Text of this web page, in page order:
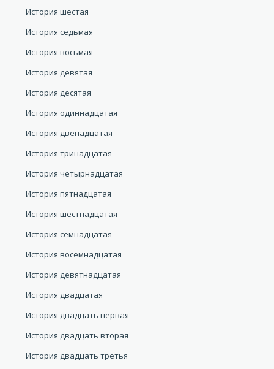
История шестая
История седьмая
История восьмая
История девятая
История десятая
История одиннадцатая
История двенадцатая
История тринадцатая
История четырнадцатая
История пятнадцатая
История шестнадцатая
История семнадцатая
История восемнадцатая
История девятнадцатая
История двадцатая
История двадцать первая
История двадцать вторая
История двадцать третья